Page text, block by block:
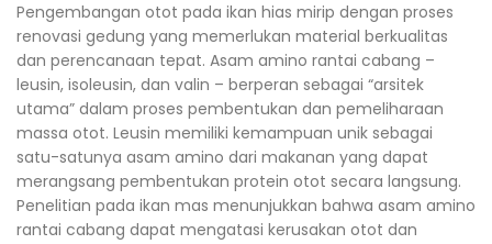
Pengembangan otot pada ikan hias mirip dengan proses
renovasi gedung yang memerlukan material berkualitas
dan perencanaan tepat. Asam amino rantai cabang –
leusin, isoleusin, dan valin – berperan sebagai “arsitek
utama” dalam proses pembentukan dan pemeliharaan
massa otot. Leusin memiliki kemampuan unik sebagai
satu-satunya asam amino dari makanan yang dapat
merangsang pembentukan protein otot secara langsung.
Penelitian pada ikan mas menunjukkan bahwa asam amino
rantai cabang dapat mengatasi kerusakan otot dan